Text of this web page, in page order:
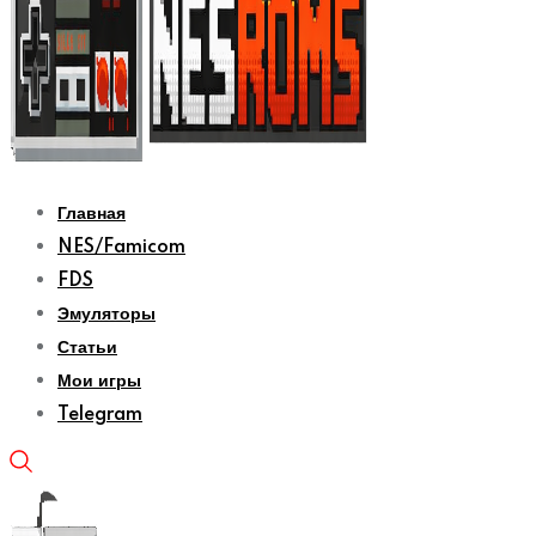
Главная
NES/Famicom
FDS
Эмуляторы
Статьи
Мои игры
Telegram